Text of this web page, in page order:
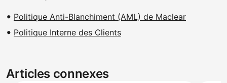
Politique Anti-Blanchiment (AML) de Maclear
Politique Interne des Clients
Articles connexes